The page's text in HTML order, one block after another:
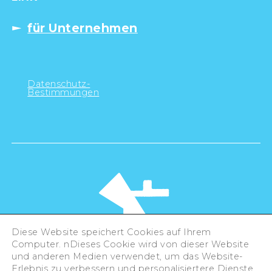
für Unternehmen
Datenschutz-
Bestimmungen
Diese Website speichert Cookies auf Ihrem
Computer. nDieses Cookie wird von dieser Website
und anderen Medien verwendet, um das Website-
Erlebnis zu verbessern und personalisiertere Dienste